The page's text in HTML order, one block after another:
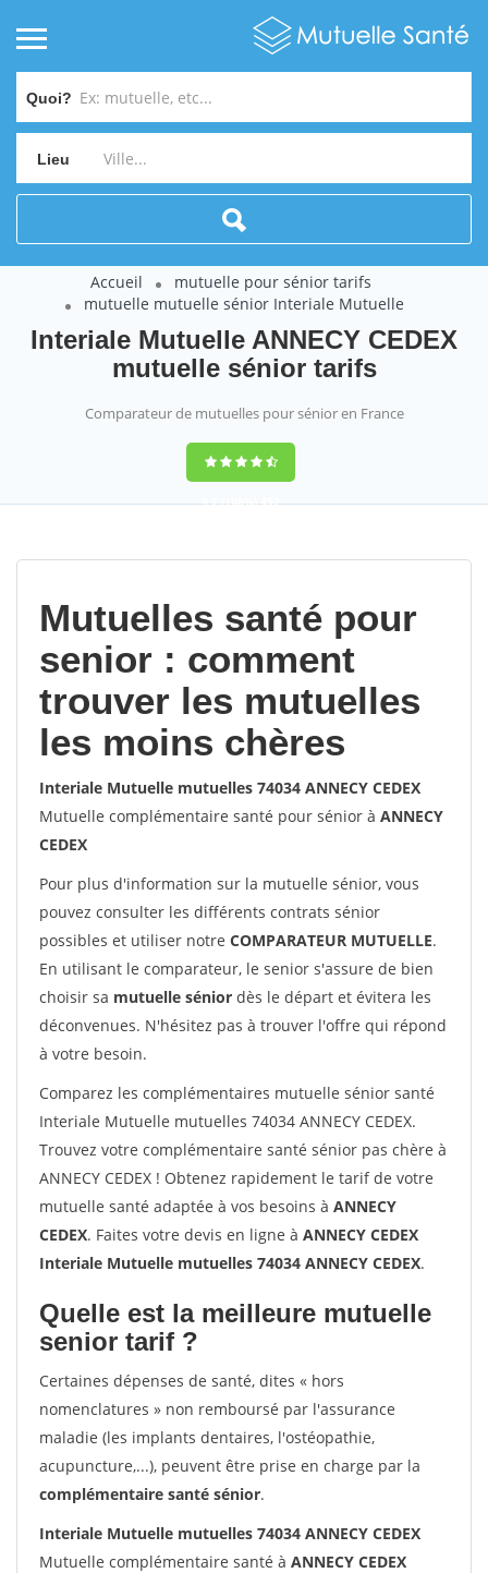
Quoi?
Lieu
Accueil
mutuelle pour sénior tarifs
mutuelle mutuelle sénior Interiale Mutuelle
Interiale Mutuelle ANNECY CEDEX
mutuelle sénior tarifs
Comparateur de mutuelles pour sénior en France
9,2(100%)452
Mutuelles santé pour
senior : comment
trouver les mutuelles
les moins chères
Interiale Mutuelle mutuelles 74034 ANNECY CEDEX
Mutuelle complémentaire santé pour sénior à ANNECY
CEDEX
Pour plus d'information sur la mutuelle sénior, vous
pouvez consulter les différents contrats sénior
possibles et utiliser notre COMPARATEUR MUTUELLE.
En utilisant le comparateur, le senior s'assure de bien
choisir sa mutuelle sénior dès le départ et évitera les
déconvenues. N'hésitez pas à trouver l'offre qui répond
à votre besoin.
Comparez les complémentaires mutuelle sénior santé
Interiale Mutuelle mutuelles 74034 ANNECY CEDEX.
Trouvez votre complémentaire santé sénior pas chère à
ANNECY CEDEX ! Obtenez rapidement le tarif de votre
mutuelle santé adaptée à vos besoins à ANNECY
CEDEX. Faites votre devis en ligne à ANNECY CEDEX
Interiale Mutuelle mutuelles 74034 ANNECY CEDEX.
Quelle est la meilleure mutuelle
senior tarif ?
Certaines dépenses de santé, dites « hors
nomenclatures » non remboursé par l'assurance
maladie (les implants dentaires, l'ostéopathie,
acupuncture,...), peuvent être prise en charge par la
complémentaire santé sénior.
Interiale Mutuelle mutuelles 74034 ANNECY CEDEX
Mutuelle complémentaire santé à ANNECY CEDEX